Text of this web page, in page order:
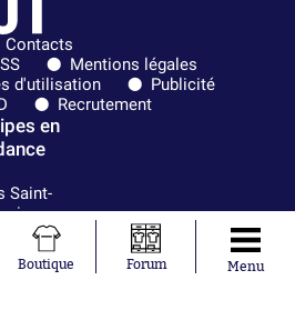
Contacts
Mentions légales
d'utilisation
Publicité
Recrutement
en
Saint-
Madrid
de
Boutique Forum Menu